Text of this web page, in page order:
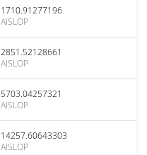
1710.91277196
AISLOP
2851.52128661
AISLOP
5703.04257321
AISLOP
14257.60643303
AISLOP